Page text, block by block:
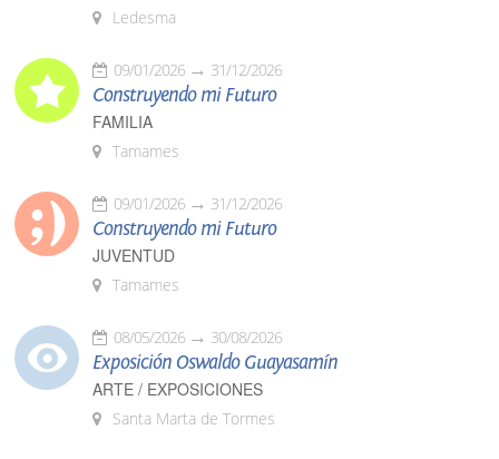
Ledesma
09/01/2026 31/12/2026
Construyendo mi Futuro
FAMILIA
Tamames
09/01/2026 31/12/2026
Construyendo mi Futuro
JUVENTUD
Tamames
08/05/2026 30/08/2026
Exposición Oswaldo Guayasamín
ARTE / EXPOSICIONES
Santa Marta de Tormes